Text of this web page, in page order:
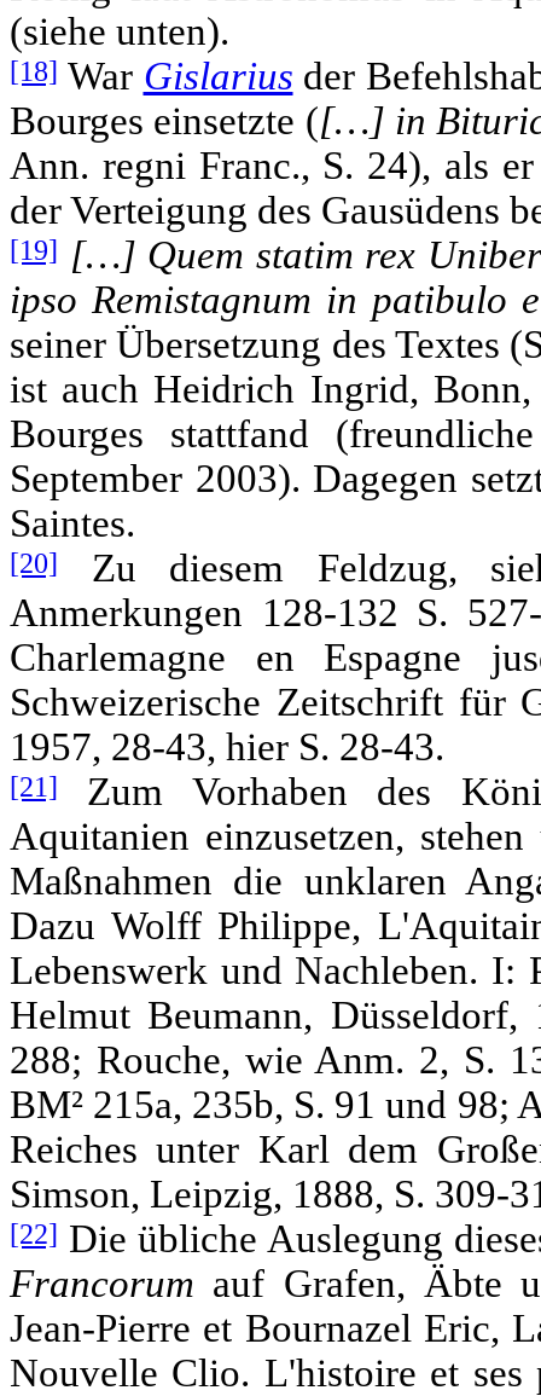
(siehe unten).
[18] War Gislarius der
Bourges einsetzte ([…] in
Ann. regni Franc., S. 24), als
der Verteigung des Gausüdens
[19] […] Quem statim rex
ipso Remistagnum in patibulo
seiner Übersetzung des Textes
ist auch Heidrich Ingrid,
Bourges stattfand
September 2003). Dagegen
Saintes.
[20]
Zu diesem Feldzug,
Anmerkungen 128-132 S.
Charlemagne en Espagne
Schweizerische Zeitschrift für
1957, 28-43, hier S. 28-43.
[21]
Zum Vorhaben des
Aquitanien einzusetzen,
Maßnahmen die unklaren
Dazu Wolff Philippe,
Lebenswerk und Nachleben. I:
Helmut Beumann,
288; Rouche, wie Anm. 2, S.
BM² 215a, 235b, S. 91 und 98;
Reiches unter Karl dem
Simson, Leipzig, 1888, S. 309-
[22] Die übliche Auslegung
Francorum auf Grafen, Äbte
Jean-Pierre et Bournazel Eric,
Nouvelle Clio. L'histoire et ses